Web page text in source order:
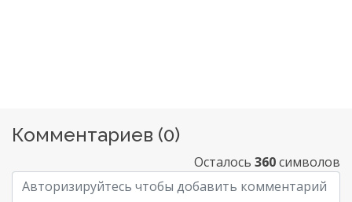
Комментариев (0)
Осталось 360символов